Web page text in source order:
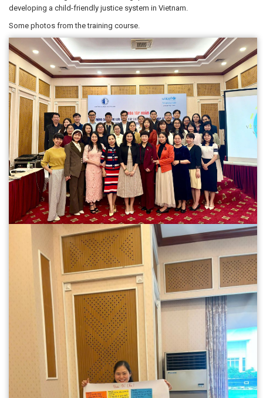
developing a child-friendly justice system in Vietnam.
Some photos from the training course.